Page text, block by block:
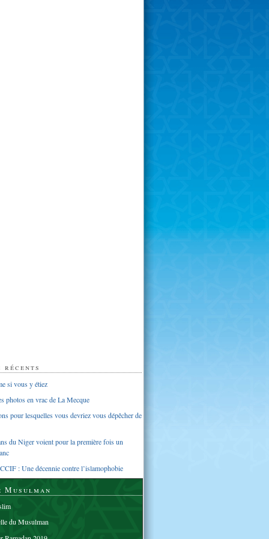
si vous y étiez
photos en vrac de La Mecque
pour lesquelles vous devriez vous dépêcher de
du Niger voient pour la première fois un
: Une décennie contre l’islamophobie
Musulman
du Musulman